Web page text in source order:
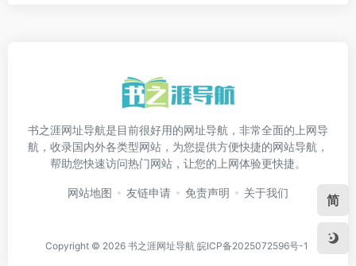
书之涯网址导航是目前很好用的网址导航，非常全面的上网导
航，收录国内外各类型网站，为您提供方便快捷的网站导航，
帮助您快速访问热门网站，让您的上网体验更快捷。
网站地图 友链申请 免责声明 关于我们
Copyright © 2026 书之涯网址导航 皖ICP备2025072596号-1
简